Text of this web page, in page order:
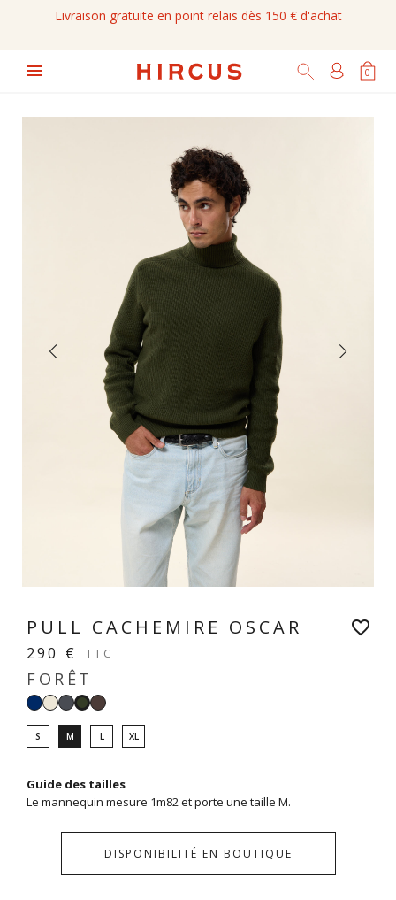
Livraison gratuite en point relais dès 150 € d'achat
0
PULL CACHEMIRE OSCAR
290 € TTC
FORÊT
NavyBlanc
Gris
anthracite
Forêt
glacé
S M L XL
Guide des tailles
Le mannequin mesure 1m82 et porte une taille M.
DISPONIBILITÉ EN BOUTIQUE
favorite_border